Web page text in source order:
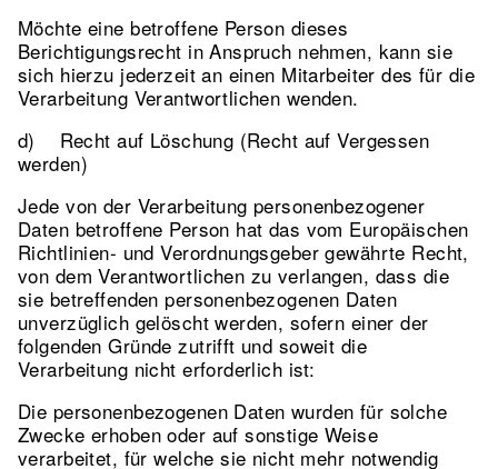
Möchte eine betroffene Person dieses
Berichtigungsrecht in Anspruch nehmen, kann sie
sich hierzu jederzeit an einen Mitarbeiter des für die
Verarbeitung Verantwortlichen wenden.
d) Recht auf Löschung (Recht auf Vergessen
werden)
Jede von der Verarbeitung personenbezogener
Daten betroffene Person hat das vom Europäischen
Richtlinien- und Verordnungsgeber gewährte Recht,
von dem Verantwortlichen zu verlangen, dass die
sie betreffenden personenbezogenen Daten
unverzüglich gelöscht werden, sofern einer der
folgenden Gründe zutrifft und soweit die
Verarbeitung nicht erforderlich ist:
Die personenbezogenen Daten wurden für solche
Zwecke erhoben oder auf sonstige Weise
verarbeitet, für welche sie nicht mehr notwendig